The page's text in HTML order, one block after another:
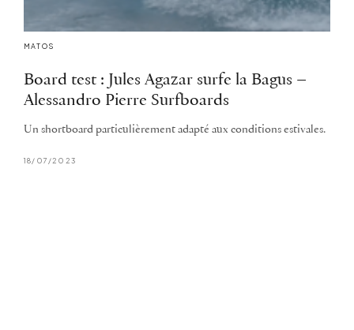
MATOS
Board test : Jules Agazar surfe la Bagus –
Alessandro Pierre Surfboards
Un shortboard particulièrement adapté aux conditions estivales.
18/07/2023